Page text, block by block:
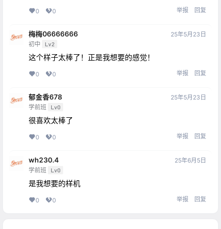
0 0 举报 回复
梅梅06666666
初中 Lv2
25年5月23日
这个样子太棒了！正是我想要的感觉！
0 0 举报 回复
郁金香678
学前班 Lv0
25年5月23日
很喜欢太棒了
0 0 举报 回复
wh230.4
学前班 Lv0
25年6月5日
是我想要的样机
0 0 举报 回复